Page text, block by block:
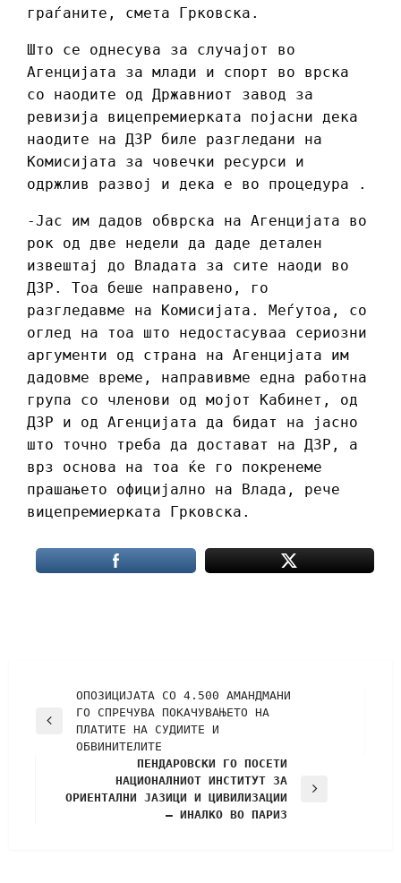
граѓаните, смета Грковска.
Што се однесува за случајот во
Агенцијата за млади и спорт во врска
со наодите од Државниот завод за
ревизија вицепремиерката појасни дека
наодите на ДЗР биле разгледани на
Комисијата за човечки ресурси и
одржлив развој и дека е во процедура .
-Јас им дадов обврска на Агенцијата во
рок од две недели да даде детален
извештај до Владата за сите наоди во
ДЗР. Тоа беше направено, го
разгледавме на Комисијата. Меѓутоа, со
оглед на тоа што недостасуваа сериозни
аргументи од страна на Агенцијата им
дадовме време, направивме една работна
група со членови од мојот Кабинет, од
ДЗР и од Агенцијата да бидат на јасно
што точно треба да достават на ДЗР, а
врз основа на тоа ќе го покренеме
прашањето официјално на Влада, рече
вицепремиерката Грковска.
ОПОЗИЦИЈАТА СО 4.500 АМАНДМАНИ
ГО СПРЕЧУВА ПОКАЧУВАЊЕТО НА
ПЛАТИТЕ НА СУДИИТЕ И
ОБВИНИТЕЛИТЕ
ПЕНДАРОВСКИ ГО ПОСЕТИ
НАЦИОНАЛНИОТ ИНСТИТУТ ЗА
ОРИЕНТАЛНИ ЈАЗИЦИ И ЦИВИЛИЗАЦИИ
– ИНАЛКО ВО ПАРИЗ